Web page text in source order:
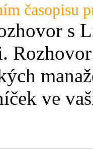
časopisu
s
ve